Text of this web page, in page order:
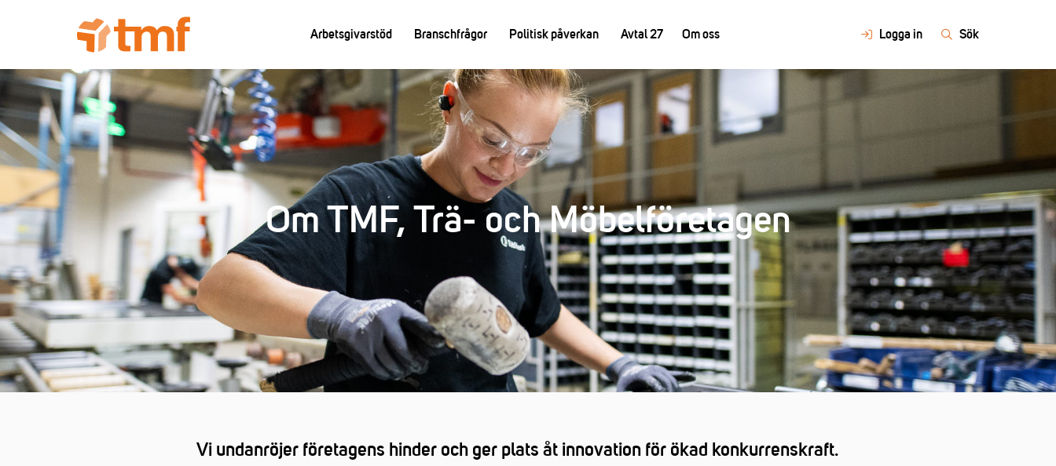
Arbetsgivarstöd Branschfrågor Politisk påverkan Avtal 27 Om oss Logga in Sök
Om TMF, Trä- och Möbelföretagen
Vi undanröjer företagens hinder och ger plats åt innovation för ökad konkurrenskraft.